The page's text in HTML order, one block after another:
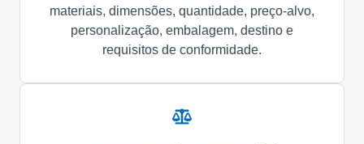
materiais, dimensões, quantidade, preço-alvo,
personalização, embalagem, destino e
requisitos de conformidade.